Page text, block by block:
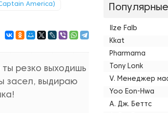
America)
резко выходишь
засел, выдираю
Ilze Falb
Kkat
Pharmama
Tony Lonk
V. Менеджер
Yoo Eon-Hwa
А. Дж. Беттс